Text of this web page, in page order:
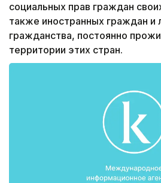
социальных прав граждан
также иностранных граждан и
гражданства, постоянно
территории этих стран.